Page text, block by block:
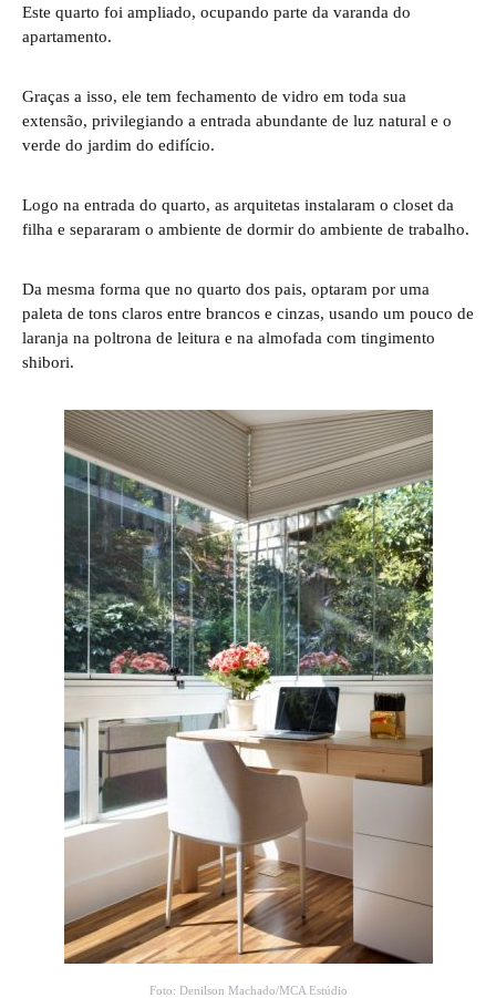
Este quarto foi ampliado, ocupando parte da varanda do
apartamento.
Graças a isso, ele tem fechamento de vidro em toda sua
extensão, privilegiando a entrada abundante de luz natural e o
verde do jardim do edifício.
Logo na entrada do quarto, as arquitetas instalaram o closet da
filha e separaram o ambiente de dormir do ambiente de trabalho.
Da mesma forma que no quarto dos pais, optaram por uma
paleta de tons claros entre brancos e cinzas, usando um pouco de
laranja na poltrona de leitura e na almofada com tingimento
shibori.
Foto: Denilson Machado/MCA Estúdio